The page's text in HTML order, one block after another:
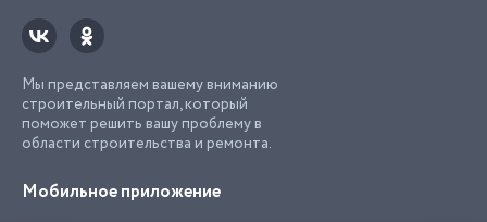
Мы представляем вашему вниманию
строительный портал, который
поможет решить вашу проблему в
области строительства и ремонта.
Мобильное приложение